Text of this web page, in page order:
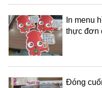
In menu
thực đơn
Đóng